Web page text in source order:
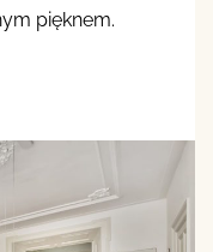
pięknem.